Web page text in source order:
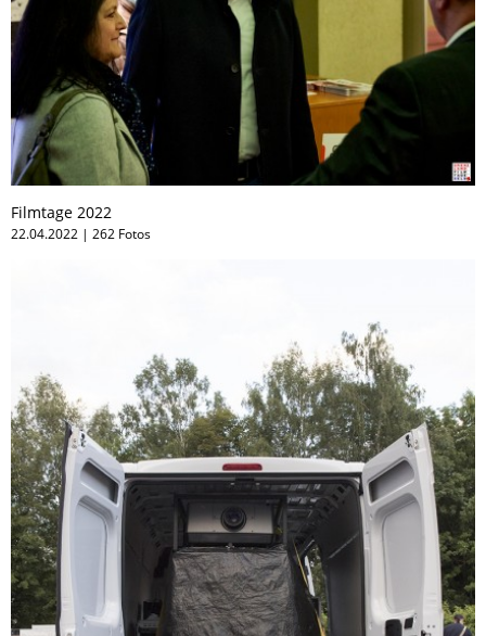
Filmtage 2022
22.04.2022 | 262 Fotos